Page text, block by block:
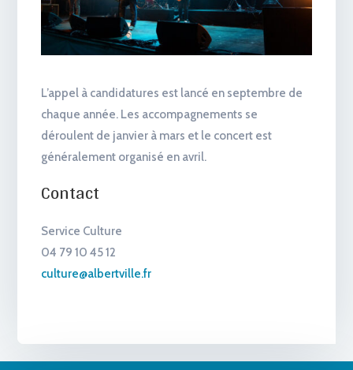
L’appel à candidatures est lancé en septembre de
chaque année. Les accompagnements se
déroulent de janvier à mars et le concert est
généralement organisé en avril.
Contact
Service Culture
04 79 10 45 12
culture@albertville.fr